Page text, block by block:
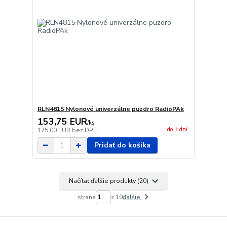
RLN4815 Nylonové univerzálne puzdro RadioPAk
153,75 EUR/ks
125,00 EUR bez DPH do 3 dní
Pridať do košíka
Načítať ďalšie produkty (20)
strana z 10ďalšie